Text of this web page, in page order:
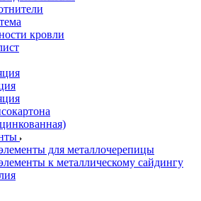
кровли
для металлочерепицы
к металлическому сайдингу